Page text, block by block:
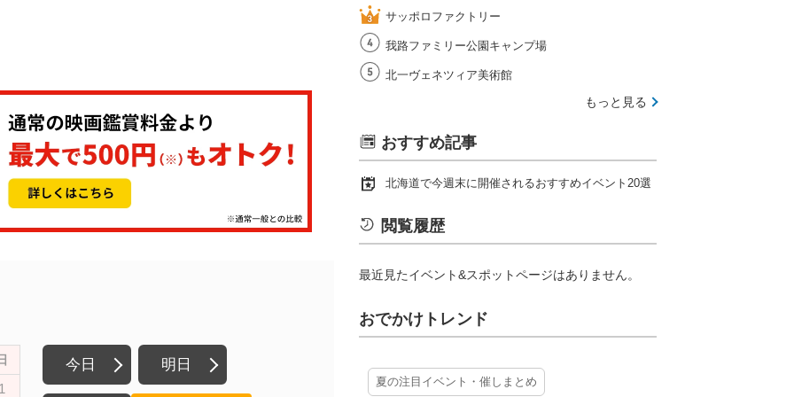
今日 明日
サッポロファクトリー
我路ファミリー公園キャンプ場
北一ヴェネツィア美術館
もっと見る
おすすめ記事
北海道で今週末に開催されるおすすめイベント20選
閲覧履歴
最近見たイベント&スポットページはありません。
おでかけトレンド
夏の注目イベント・催しまとめ